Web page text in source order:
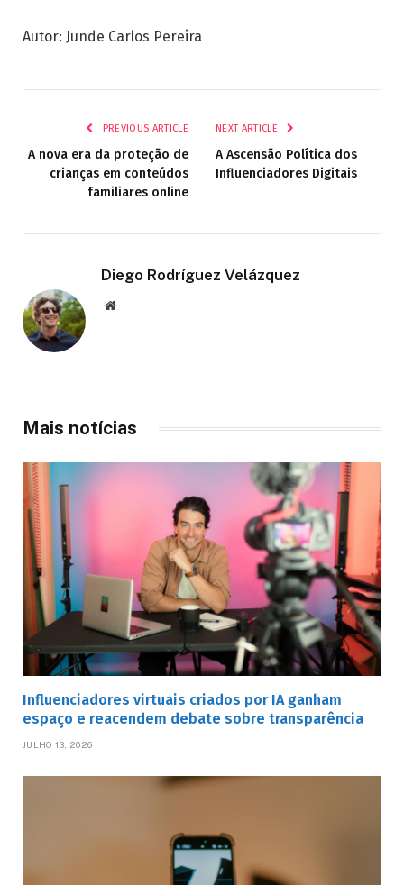
Autor: Junde Carlos Pereira
PREVIOUS ARTICLE
A nova era da proteção de
crianças em conteúdos
familiares online
NEXT ARTICLE
A Ascensão Política dos
Influenciadores Digitais
Diego Rodríguez Velázquez
Website
Mais notícias
Influenciadores virtuais criados por IA ganham
espaço e reacendem debate sobre transparência
JULHO 13, 2026